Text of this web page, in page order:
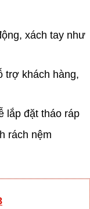
xách tay như
trợ khách hàng,
lắp đặt tháo ráp
rách nệm